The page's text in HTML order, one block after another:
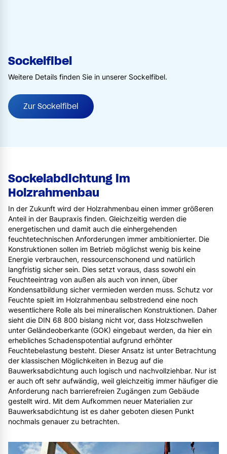
Sockelfibel
Weitere Details finden Sie in unserer Sockelfibel.
Zur Sockelfibel
Sockelabdichtung im
Holzrahmenbau
In der Zukunft wird der Holzrahmenbau einen immer größeren
Anteil in der Baupraxis finden. Gleichzeitig werden die
energetischen und damit auch die einhergehenden
feuchtetechnischen Anforderungen immer ambitionierter. Die
Konstruktionen sollen im Betrieb möglichst wenig bis keine
Energie verbrauchen, ressourcenschonend und natürlich
langfristig sicher sein. Dies setzt voraus, dass sowohl ein
Feuchteeintrag von außen als auch von innen, über
Kondensatbildung sicher vermieden werden muss. Schutz vor
Feuchte spielt im Holzrahmenbau selbstredend eine noch
wesentlichere Rolle als bei mineralischen Konstruktionen. Daher
sieht die DIN 68 800 bislang nicht vor, dass Holzschwellen
unter Geländeoberkante (GOK) eingebaut werden, da hier ein
erhebliches Schadenspotential aufgrund erhöhter
Feuchtebelastung besteht. Dieser Ansatz ist unter Betrachtung
der klassischen Möglichkeiten in Bezug auf die
Bauwerksabdichtung auch logisch und nachvollziehbar. Nur ist
er auch oft sehr aufwändig, weil gleichzeitig immer häufiger die
Anforderung nach barrierefreien Zugängen zum Gebäude
gestellt wird. Mit dem Aufkommen neuer Materialien zur
Bauwerksabdichtung ist es daher geboten diesen Punkt
nochmals genauer zu betrachten.